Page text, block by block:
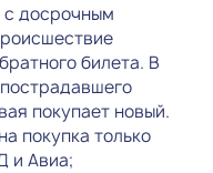
с досрочным
билета. В
покупает новый.
покупка только
и Авиа;